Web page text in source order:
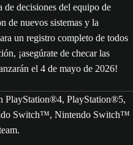
de decisiones del equipo de
de nuevos sistemas y la
un registro completo de todos
¡asegúrate de checar las
el 4 de mayo de 2026!
PlayStation®4, PlayStation®5,
Switch™, Nintendo Switch™